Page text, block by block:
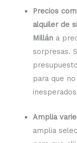
Precios
alquiler de
Millán a
sorpresas.
para que
Amplia
amplia